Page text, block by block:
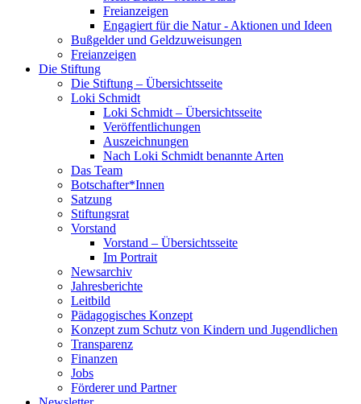
Freianzeigen
Engagiert für die Natur - Aktionen und Ideen
Bußgelder und Geldzuweisungen
Freianzeigen
Die Stiftung
Die Stiftung – Übersichtsseite
Loki Schmidt
Loki Schmidt – Übersichtsseite
Veröffentlichungen
Auszeichnungen
Nach Loki Schmidt benannte Arten
Das Team
Botschafter*Innen
Satzung
Stiftungsrat
Vorstand
Vorstand – Übersichtsseite
Im Portrait
Newsarchiv
Jahresberichte
Leitbild
Pädagogisches Konzept
Konzept zum Schutz von Kindern und Jugendlichen
Transparenz
Finanzen
Jobs
Förderer und Partner